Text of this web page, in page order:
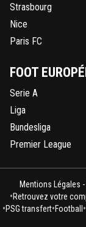
Strasbourg
Nice
Paris FC
FOOT
Serie A
Liga
Bundesliga
Premier League
Mentions Légales
•Retrouvez votre
•PSG transfert•Football •